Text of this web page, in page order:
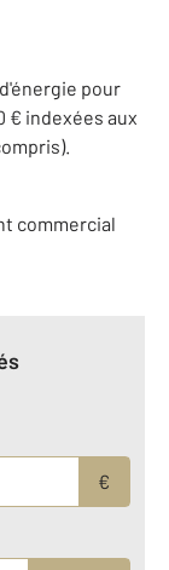
pour
€ indexées aux
commercial
€